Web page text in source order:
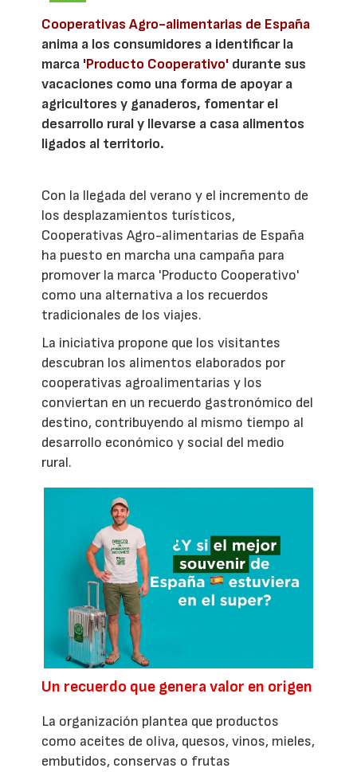
Cooperativas Agro-alimentarias de España
anima a los consumidores a identificar la
marca 'Producto Cooperativo' durante sus
vacaciones como una forma de apoyar a
agricultores y ganaderos, fomentar el
desarrollo rural y llevarse a casa alimentos
ligados al territorio.
Con la llegada del verano y el incremento de
los desplazamientos turísticos,
Cooperativas Agro-alimentarias de España
ha puesto en marcha una campaña para
promover la marca 'Producto Cooperativo'
como una alternativa a los recuerdos
tradicionales de los viajes.
La iniciativa propone que los visitantes
descubran los alimentos elaborados por
cooperativas agroalimentarias y los
conviertan en un recuerdo gastronómico del
destino, contribuyendo al mismo tiempo al
desarrollo económico y social del medio
rural.
Un recuerdo que genera valor en origen
La organización plantea que productos
como aceites de oliva, quesos, vinos, mieles,
embutidos, conservas o frutas